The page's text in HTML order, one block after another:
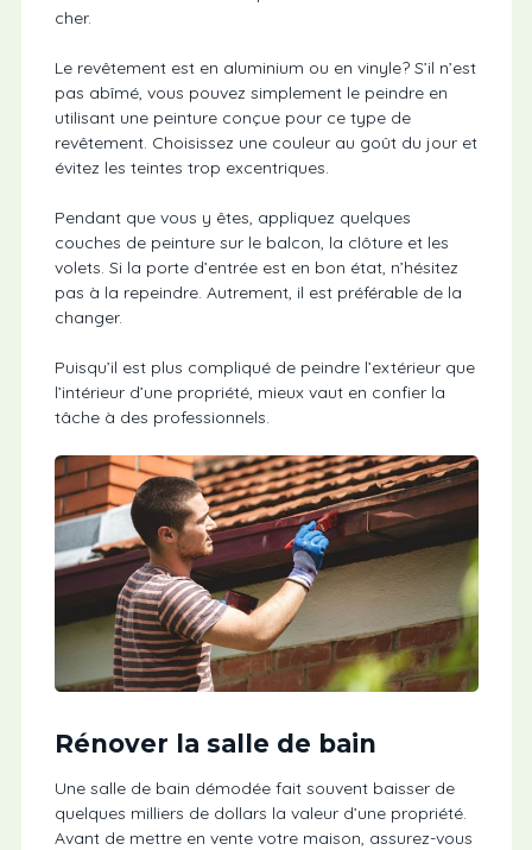
cher.
Le revêtement est en aluminium ou en vinyle? S’il n’est
pas abîmé, vous pouvez simplement le peindre en
utilisant une peinture conçue pour ce type de
revêtement. Choisissez une couleur au goût du jour et
évitez les teintes trop excentriques.
Pendant que vous y êtes, appliquez quelques
couches de peinture sur le balcon, la clôture et les
volets. Si la porte d’entrée est en bon état, n’hésitez
pas à la repeindre. Autrement, il est préférable de la
changer.
Puisqu’il est plus compliqué de peindre l’extérieur que
l’intérieur d’une propriété, mieux vaut en confier la
tâche à des professionnels.
Rénover la salle de bain
Une salle de bain démodée fait souvent baisser de
quelques milliers de dollars la valeur d’une propriété.
Avant de mettre en vente votre maison, assurez-vous